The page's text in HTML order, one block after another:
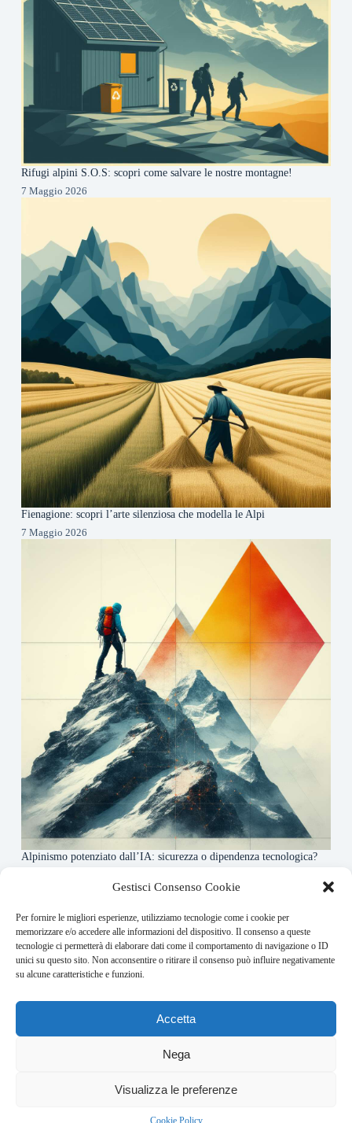
Gestisci Consenso Cookie
Per fornire le migliori esperienze, utilizziamo tecnologie come i cookie per
memorizzare e/o accedere alle informazioni del dispositivo. Il consenso a queste
tecnologie ci permetterà di elaborare dati come il comportamento di navigazione o ID
unici su questo sito. Non acconsentire o ritirare il consenso può influire negativamente
su alcune caratteristiche e funzioni.
Accetta
Nega
Visualizza le preferenze
Cookie Policy
Rifugi alpini S.O.S: scopri come salvare le nostre montagne!
7 Maggio 2026
Fienagione: scopri l’arte silenziosa che modella le Alpi
7 Maggio 2026
Alpinismo potenziato dall’IA: sicurezza o dipendenza tecnologica?
About this website
Rivistadellamontagna.it ogni giorno trova per te le principali
notizie su montagna trekking e alpinismo da tutto il mondo.
Address:
VIA USODIMARE 3 - 37138 - VERONA (VR)
redazione@bullet-network.com
bullet-network.com
Bullet - Dynamic Solutions Srl P.IVA 02954300238 – REA